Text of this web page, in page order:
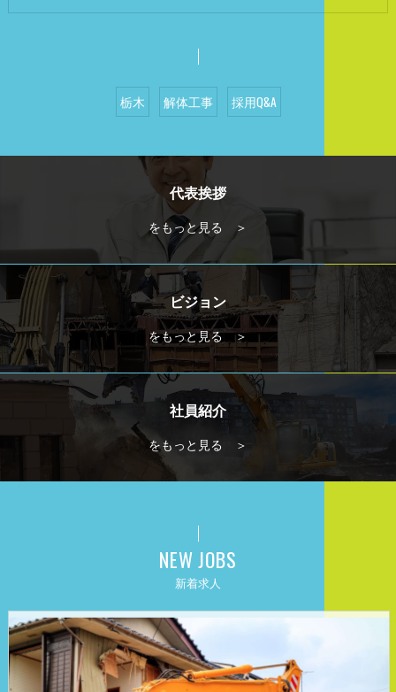
栃木 解体工事 採用Q&A
代表挨拶
をもっと見る ＞
ビジョン
をもっと見る ＞
社員紹介
をもっと見る ＞
新着求人
NEW JOBS